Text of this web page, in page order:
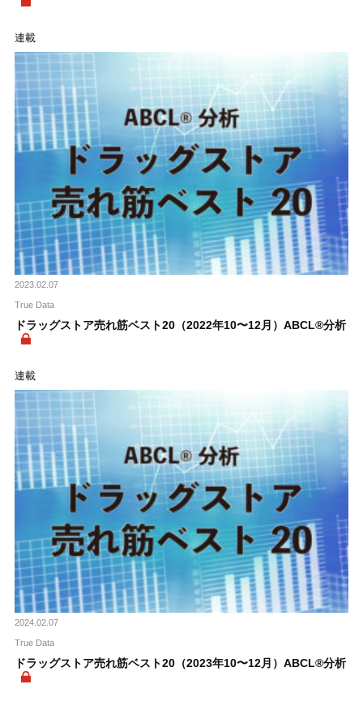
連載
2023.02.07
True Data
ドラッグストア売れ筋ベスト20（2022年10〜12月）ABCL®分析
連載
2024.02.07
True Data
ドラッグストア売れ筋ベスト20（2023年10〜12月）ABCL®分析